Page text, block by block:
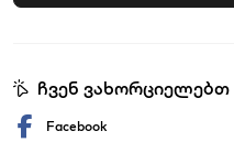
ჩვენ
Facebook